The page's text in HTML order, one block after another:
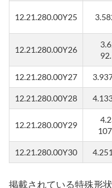
12.21.280.00Y25
12.21.280.00Y26
12.21.280.00Y27
12.21.280.00Y28
12.21.280.00Y29
12.21.280.00Y30
掲載されている特殊形